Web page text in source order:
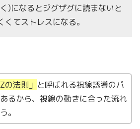
)になるとジグザグに読まないと
てストレスになる。
Zの法則」 と呼ばれる視線誘導のパ
るから、視線の動きに合った流れ
。